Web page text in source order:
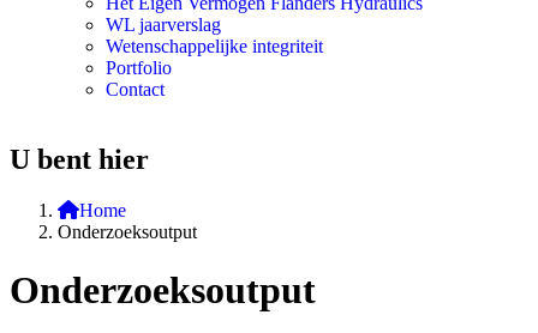
WL jaarverslag
Wetenschappelijke integriteit
Portfolio
Contact
U bent hier
Home
Onderzoeksoutput
Onderzoeksoutput